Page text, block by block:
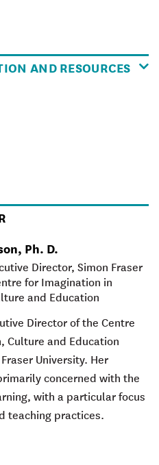
AND RESOURCES
Ph. D.
Director, Simon Fraser
for Imagination in
and Education
Director of the Centre
Culture and Education
University. Her
concerned with the
with a particular focus
teaching practices.